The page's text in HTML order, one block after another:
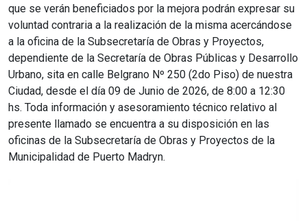
que se verán beneficiados por la mejora podrán expresar su
voluntad contraria a la realización de la misma acercándose
a la oficina de la Subsecretaría de Obras y Proyectos,
dependiente de la Secretaría de Obras Públicas y Desarrollo
Urbano, sita en calle Belgrano Nº 250 (2do Piso) de nuestra
Ciudad, desde el día 09 de Junio de 2026, de 8:00 a 12:30
hs. Toda información y asesoramiento técnico relativo al
presente llamado se encuentra a su disposición en las
oficinas de la Subsecretaría de Obras y Proyectos de la
Municipalidad de Puerto Madryn.